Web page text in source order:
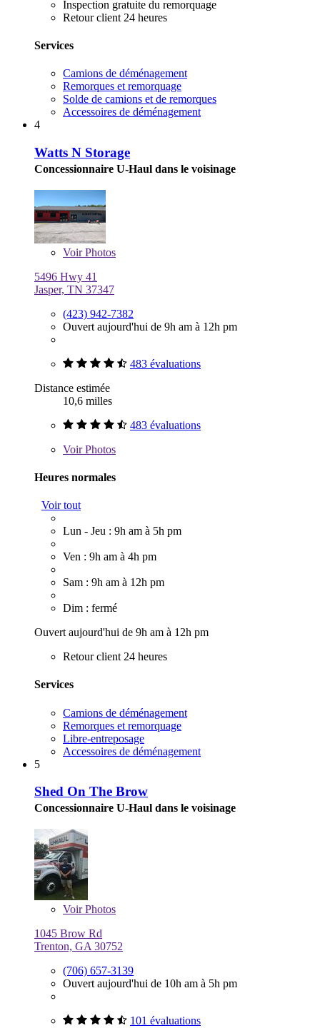
Inspection gratuite du remorquage
Retour client 24 heures
Services
Camions de déménagement
Remorques et remorquage
Solde de camions et de remorques
Accessoires de déménagement
4
Watts N Storage
Concessionnaire U-Haul dans le voisinage
VoirPhotos
5496 Hwy 41
Jasper, TN 37347
(423) 942-7382
Ouvert aujourd'hui de 9h am à 12h pm
483 évaluations
Distance estimée
10,6 milles
483 évaluations
VoirPhotos
Heures normales
Voir tout
Lun - Jeu : 9h am à 5h pm
Ven : 9h am à 4h pm
Sam : 9h am à 12h pm
Dim : fermé
Ouvert aujourd'hui de 9h am à 12h pm
Retour client 24 heures
Services
Camions de déménagement
Remorques et remorquage
Libre-entreposage
Accessoires de déménagement
5
Shed On The Brow
Concessionnaire U-Haul dans le voisinage
VoirPhotos
1045 Brow Rd
Trenton, GA 30752
(706) 657-3139
Ouvert aujourd'hui de 10h am à 5h pm
101 évaluations